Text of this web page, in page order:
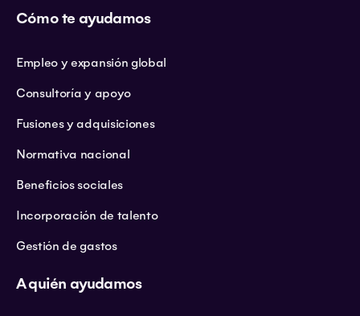
Cómo te ayudamos
Empleo y expansión global
Consultoría y apoyo
Fusiones y adquisiciones
Normativa nacional
Beneficios sociales
Incorporación de talento
Gestión de gastos
A quién ayudamos